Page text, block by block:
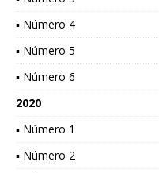
▪ Número 4
▪ Número 5
▪ Número 6
2020
▪ Número 1
▪ Número 2